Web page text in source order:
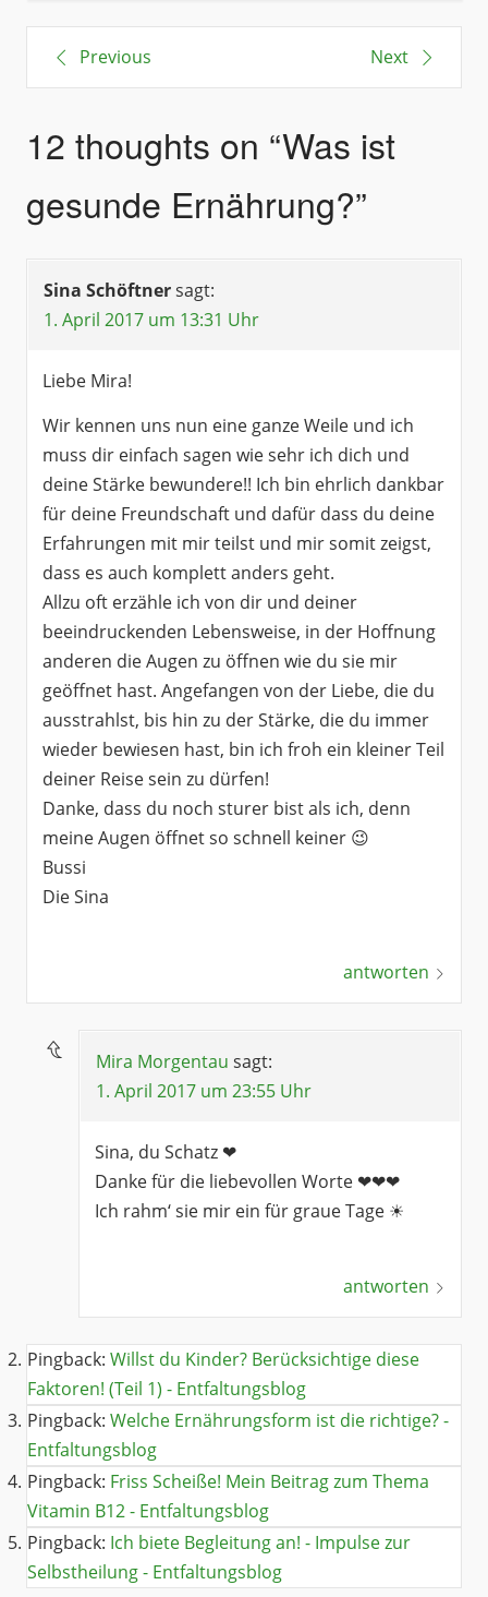
Previous Next
12 thoughts on “Was ist
gesunde Ernährung?”
Sina Schöftnersagt:
1. April 2017 um 13:31 Uhr
Liebe Mira!
Wir kennen uns nun eine ganze Weile und ich
muss dir einfach sagen wie sehr ich dich und
deine Stärke bewundere!! Ich bin ehrlich dankbar
für deine Freundschaft und dafür dass du deine
Erfahrungen mit mir teilst und mir somit zeigst,
dass es auch komplett anders geht.
Allzu oft erzähle ich von dir und deiner
beeindruckenden Lebensweise, in der Hoffnung
anderen die Augen zu öffnen wie du sie mir
geöffnet hast. Angefangen von der Liebe, die du
ausstrahlst, bis hin zu der Stärke, die du immer
wieder bewiesen hast, bin ich froh ein kleiner Teil
deiner Reise sein zu dürfen!
Danke, dass du noch sturer bist als ich, denn
meine Augen öffnet so schnell keiner 😉
Bussi
Die Sina
antworten
Mira Morgentau sagt:
1. April 2017 um 23:55 Uhr
Sina, du Schatz ❤
Danke für die liebevollen Worte ❤❤❤
Ich rahm‘ sie mir ein für graue Tage ☀
antworten
Pingback: Willst du Kinder? Berücksichtige diese
Faktoren! (Teil 1) - Entfaltungsblog
Pingback: Welche Ernährungsform ist die richtige? -
Entfaltungsblog
Pingback: Friss Scheiße! Mein Beitrag zum Thema
Vitamin B12 - Entfaltungsblog
Pingback: Ich biete Begleitung an! - Impulse zur
Selbstheilung - Entfaltungsblog